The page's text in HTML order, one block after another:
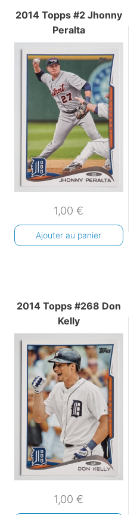
2014 Topps #2 Jhonny
Peralta
1,00€
Ajouter au panier
2014 Topps #268 Don
Kelly
1,00€